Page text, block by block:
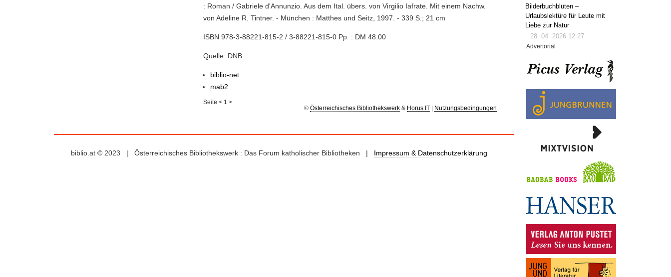
: Roman / Gabriele d'Annunzio. Aus dem Ital. übers. von Virgilio Iafrate. Mit einem Nachw.
von Adeline R. Tintner. - München : Matthes und Seitz, 1997. - 339 S.; 21 cm
ISBN 978-3-88221-815-2 / 3-88221-815-0 Pp. : DM 48.00
Quelle: DNB
biblio-net
mab2
Seite< 1 >
© Österreichisches Bibliothekswerk& Horus IT Nutzungsbedingungen
biblio.at © 2023 | Österreichisches Bibliothekswerk : Das Forum katholischer Bibliotheken | Impressum & Datenschutzerklärung
Bilderbuchblüten –
Urlaubslektüre für Leute mit
Liebe zur Natur
28. 04. 2026 12:27
Advertorial